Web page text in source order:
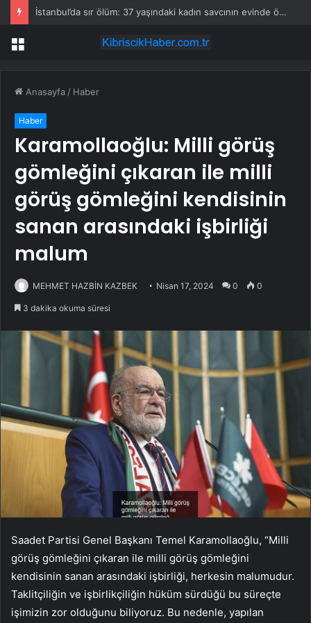
İstanbul’da sır ölüm: 37 yaşındaki kadın savcının evinde ölü bulundu!
Menü
Anasayfa / Haber
Haber
Karamollaoğlu: Milli görüş
gömleğini çıkaran ile milli
görüş gömleğini kendisinin
sanan arasındaki işbirliği
malum
MEHMET HAZBİN KAZBEK Nisan 17, 2024 0 0
3 dakika okuma süresi
Saadet Partisi Genel Başkanı Temel Karamollaoğlu, “Milli
görüş gömleğini çıkaran ile milli görüş gömleğini
kendisinin sanan arasındaki işbirliği, herkesin malumudur.
Taklitçiliğin ve işbirlikçiliğin hüküm sürdüğü bu süreçte
işimizin zor olduğunu biliyoruz. Bu nedenle, yapılan